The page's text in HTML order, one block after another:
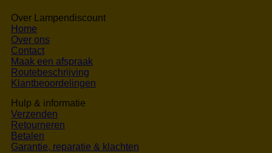
Over Lampendiscount
Home
Over ons
Contact
Maak een afspraak
Routebeschrijving
Klantbeoordelingen
Hulp & informatie
Verzenden
Retourneren
Betalen
Garantie, reparatie & klachten